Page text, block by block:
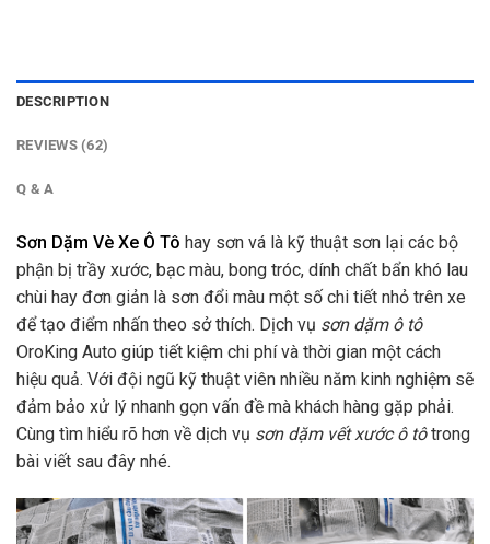
DESCRIPTION
REVIEWS (62)
Q & A
Sơn Dặm Vè Xe Ô Tô hay sơn vá là kỹ thuật sơn lại các bộ
phận bị trầy xước, bạc màu, bong tróc, dính chất bẩn khó lau
chùi hay đơn giản là sơn đổi màu một số chi tiết nhỏ trên xe
để tạo điểm nhấn theo sở thích. Dịch vụ sơn dặm ô tô
OroKing Auto giúp tiết kiệm chi phí và thời gian một cách
hiệu quả. Với đội ngũ kỹ thuật viên nhiều năm kinh nghiệm sẽ
đảm bảo xử lý nhanh gọn vấn đề mà khách hàng gặp phải.
Cùng tìm hiểu rõ hơn về dịch vụ sơn dặm vết xước ô tôtrong
bài viết sau đây nhé.